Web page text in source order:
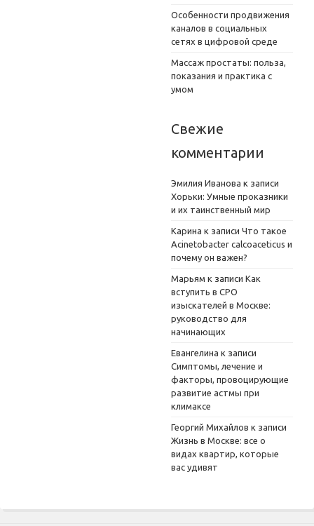
Особенности продвижения
каналов в социальных
сетях в цифровой среде
Массаж простаты: польза,
показания и практика с
умом
Свежие
комментарии
Эмилия Иванова к записи
Хорьки: Умные проказники
и их таинственный мир
Карина к записи Что такое
Acinetobacter calcoaceticus и
почему он важен?
Марьям к записи Как
вступить в СРО
изыскателей в Москве:
руководство для
начинающих
Евангелина к записи
Симптомы, лечение и
факторы, провоцирующие
развитие астмы при
климаксе
Георгий Михайлов к записи
Жизнь в Москве: все о
видах квартир, которые
вас удивят